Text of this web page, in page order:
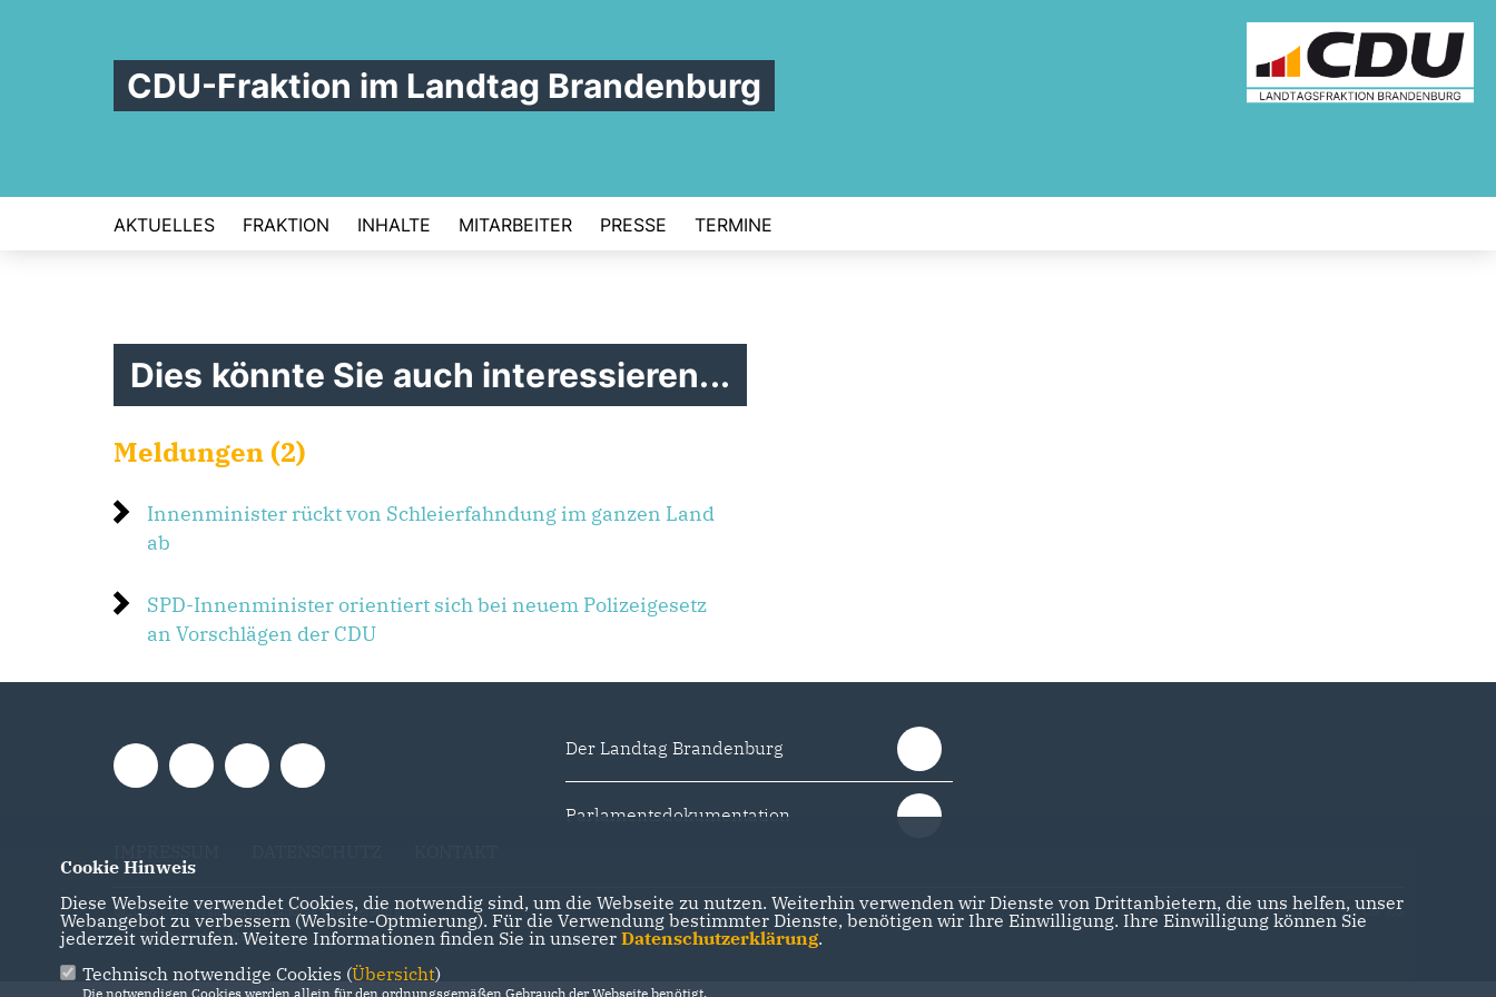
CDU-Fraktion im Landtag Brandenburg
AKTUELLES FRAKTION INHALTE MITARBEITER PRESSE TERMINE
Dies könnte Sie auch interessieren...
Meldungen (2)
Innenminister rückt von Schleierfahndung im ganzen Land
ab
SPD-Innenminister orientiert sich bei neuem Polizeigesetz
an Vorschlägen der CDU
Der Landtag Brandenburg
Parlamentsdokumentation
@2026 CDU-Fraktion im Landtag Brandenburg
Alle Rechte vorbehalten.
Realisation: Sharkness Media GmbH & Co. KG
Cookie Hinweis
Diese Webseite verwendet Cookies, die notwendig sind, um die Webseite zu nutzen. Weiterhin verwenden wir Dienste von Drittanbietern, die uns helfen, unser
Webangebot zu verbessern (Website-Optmierung). Für die Verwendung bestimmter Dienste, benötigen wir Ihre Einwilligung. Ihre Einwilligung können Sie
jederzeit widerrufen. Weitere Informationen finden Sie in unserer Datenschutzerklärung.
Technisch notwendige Cookies (Übersicht)
Die notwendigen Cookies werden allein für den ordnungsgemäßen Gebrauch der Webseite benötigt.